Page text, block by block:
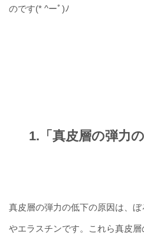
のです(* ^ーﾟ)ﾉ
1.「真皮層の弾力
真皮層の弾力の低下の原因は、
やエラスチンです。これら真皮